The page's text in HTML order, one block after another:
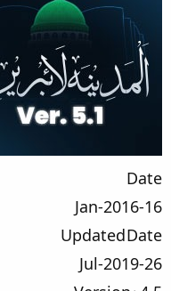
Date
16-Jan-2016
Updated Date
26-Jul-2019